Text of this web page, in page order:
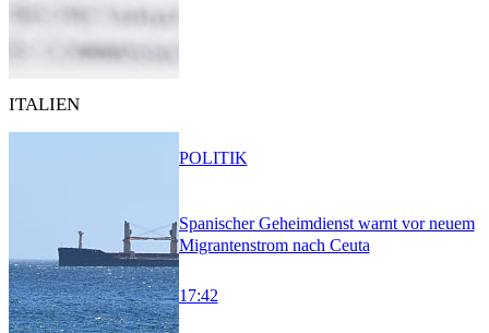
ITALIEN
Spanischer Geheimdienst warnt vor neuem
Migrantenstrom nach Ceuta
17:42
POLITIK